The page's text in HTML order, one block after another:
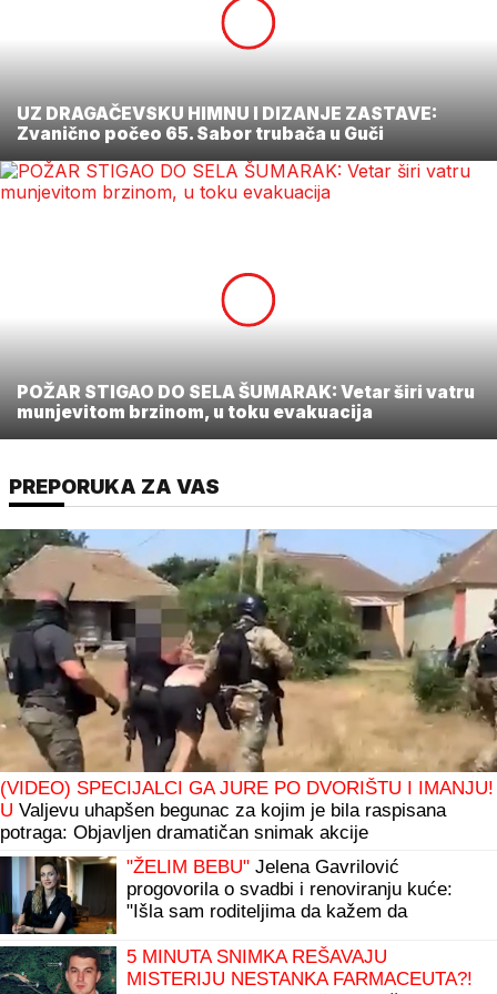
UZ DRAGAČEVSKU HIMNU I DIZANJE ZASTAVE:
Zvanično počeo 65. Sabor trubača u Guči
POŽAR STIGAO DO SELA ŠUMARAK: Vetar širi vatru
munjevitom brzinom, u toku evakuacija
PREPORUKA ZA VAS
(VIDEO) SPECIJALCI GA JURE PO DVORIŠTU I IMANJU!
U Valjevu uhapšen begunac za kojim je bila raspisana
potraga: Objavljen dramatičan snimak akcije
"ŽELIM BEBU" Jelena Gavrilović
progovorila o svadbi i renoviranju kuće:
"Išla sam roditeljima da kažem da
5 MINUTA SNIMKA REŠAVAJU
MISTERIJU NESTANKA FARMACEUTA?!